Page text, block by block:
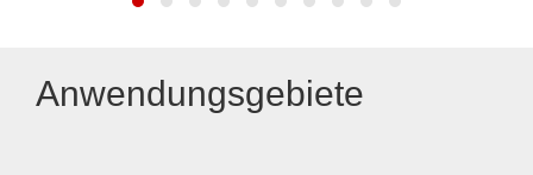
Anwendungsgebiete